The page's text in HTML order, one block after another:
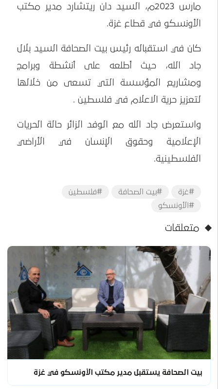
مارس 2023م، السيد دان ريتشارد مدير مكتب
الأونسكو في قطاع غزة.
كان في استقباله رئيس بيت الصحافة السيد بلال
جاد الله، حيث أطلعه على أنشطة وبرامج
ومشاريع المؤسسة التي تسعى من خلالها
لتعزيز حرية الاعلام في فلسطين .
واستعرض جاد الله مع الوفد الزائر حالة الحريات
الإعلامية وحقوق الإنسان في الأراضي
الفلسطينية.
#غزة #بيت الصحافة
#فلسطين
#الأونسكو
متعلقات
بيت الصحافة يستقبل مدير مكتب الأونسكو في غزة